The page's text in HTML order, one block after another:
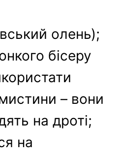
олень);
бісеру
– вони
на дроті;
на